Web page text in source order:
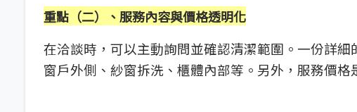
重點（二）、服務內容與價格透明化
在洽談時，可以主動詢問並確認清潔範圍。一份詳
窗戶外側、紗窗拆洗、櫃體內部等。另外，服務價